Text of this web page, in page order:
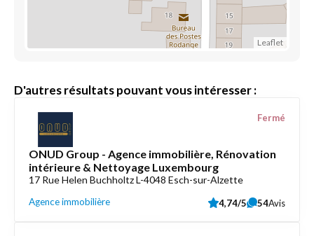
Leaflet
D'autres résultats pouvant vous intéresser :
ONUD Group - Agence immobilière, Rénovation
intérieure & Nettoyage Luxembourg
17 Rue Helen Buchholtz L-4048 Esch-sur-Alzette
Agence immobilière
Fermé
4,74/5 54Avis